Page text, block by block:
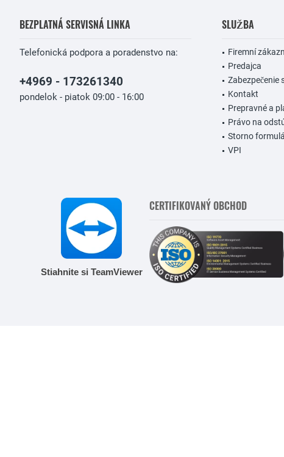
BEZPLATNÁ SERVISNÁ LINKA
Telefonická podpora a poradenstvo na:
+4969 - 173261340
pondelok - piatok 09:00 - 16:00
SLUŽBA
Firemní
Predajca
Zabezpečenie
Kontakt
Prepravné a
Právo na
Storno
VPI
Stiahnite si TeamViewer
CERTIFIKOVANÝ OBCHOD